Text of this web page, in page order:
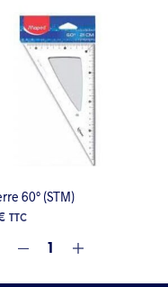
60° (STM)
TTC